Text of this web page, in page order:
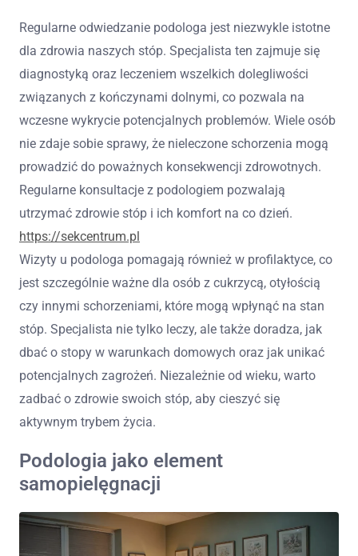
Regularne odwiedzanie podologa jest niezwykle istotne
dla zdrowia naszych stóp. Specjalista ten zajmuje się
diagnostyką oraz leczeniem wszelkich dolegliwości
związanych z kończynami dolnymi, co pozwala na
wczesne wykrycie potencjalnych problemów. Wiele osób
nie zdaje sobie sprawy, że nieleczone schorzenia mogą
prowadzić do poważnych konsekwencji zdrowotnych.
Regularne konsultacje z podologiem pozwalają
utrzymać zdrowie stóp i ich komfort na co dzień.
https://sekcentrum.pl
Wizyty u podologa pomagają również w profilaktyce, co
jest szczególnie ważne dla osób z cukrzycą, otyłością
czy innymi schorzeniami, które mogą wpłynąć na stan
stóp. Specjalista nie tylko leczy, ale także doradza, jak
dbać o stopy w warunkach domowych oraz jak unikać
potencjalnych zagrożeń. Niezależnie od wieku, warto
zadbać o zdrowie swoich stóp, aby cieszyć się
aktywnym trybem życia.
Podologia jako element
samopielęgnacji